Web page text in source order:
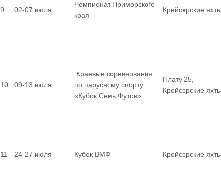
9 02-07 июля
Чемпионат Приморского
края
Крейсерские яхты
10 09-13 июля
Краевые соревнования
по парусному спорту
«Кубок Семь Футов»
Плату 25,
Крейсерские яхты
11 24-27 июля Кубок ВМФ Крейсерские яхты